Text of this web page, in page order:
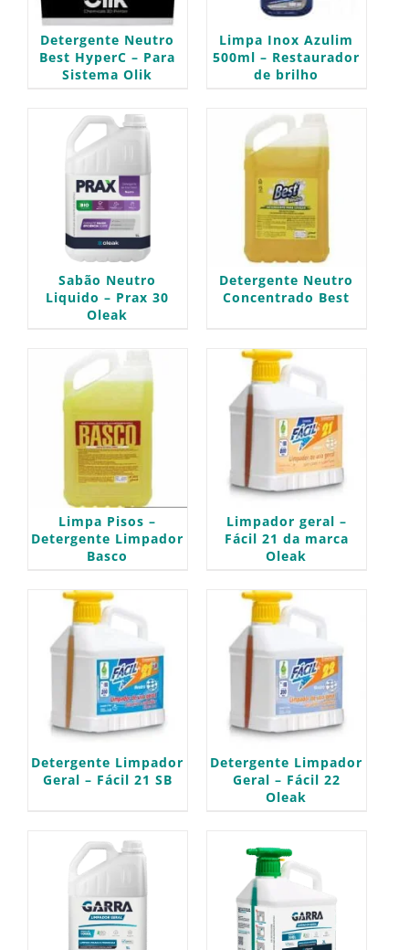
Detergente Neutro
Best HyperC – Para
Sistema Olik
Limpa Inox Azulim
500ml – Restaurador
de brilho
Sabão Neutro
Liquido – Prax 30
Oleak
Detergente Neutro
Concentrado Best
Limpa Pisos –
Detergente Limpador
Basco
Limpador geral –
Fácil 21 da marca
Oleak
Detergente Limpador
Geral – Fácil 21 SB
Detergente Limpador
Geral – Fácil 22
Oleak